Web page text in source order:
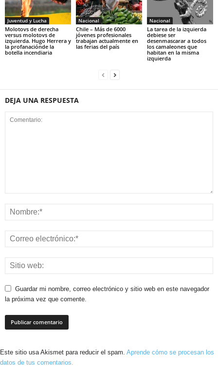
Juventud y Lucha
Molotovs de derecha
versus molotovs de
izquierda. Hugo Herrera y
la profanaciónde la
botella incendiaria
Nacional
Chile – Más de 6000
jóvenes profesionales
trabajan actualmente en
las ferias del país
Nacional
La tarea de la izquierda
debiese ser
desenmascarar a todos
los camaleones que
habitan en la misma
izquierda
DEJA UNA RESPUESTA
Guardar mi nombre, correo electrónico y sitio web en este navegador
la próxima vez que comente.
Este sitio usa Akismet para reducir el spam. Aprende cómo se procesan los
datos de tus comentarios.